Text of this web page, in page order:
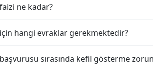
ne kadar?
hangi evraklar gerekmektedir?
sırasında kefil gösterme